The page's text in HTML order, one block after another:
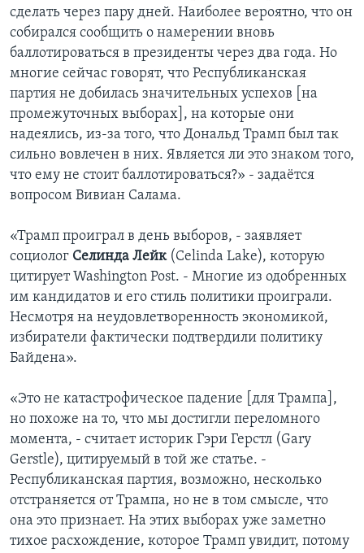
сделать через пару дней. Наиболее вероятно, что он
собирался сообщить о намерении вновь
баллотироваться в президенты через два года. Но
многие сейчас говорят, что Республиканская
партия не добилась значительных успехов [на
промежуточных выборах], на которые они
надеялись, из-за того, что Дональд Трамп был так
сильно вовлечен в них. Является ли это знаком того,
что ему не стоит баллотироваться?» - задаётся
вопросом Вивиан Салама.
«Трамп проиграл в день выборов, - заявляет
социолог Селинда Лейк(Celinda Lake), которую
цитирует Washington Post. - Многие из одобренных
им кандидатов и его стиль политики проиграли.
Несмотря на неудовлетворенность экономикой,
избиратели фактически подтвердили политику
Байдена».
«Это не катастрофическое падение [для Трампа],
но похоже на то, что мы достигли переломного
момента, - считает историк Гэри Герстл (Gary
Gerstle), цитируемый в той же статье. -
Республиканская партия, возможно, несколько
отстраняется от Трампа, но не в том смысле, что
она это признает. На этих выборах уже заметно
тихое расхождение, которое Трамп увидит, потому